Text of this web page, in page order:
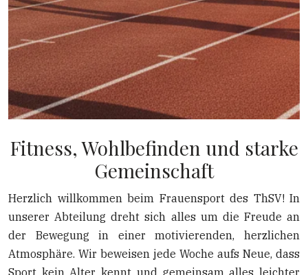
Fitness, Wohlbefinden und starke
Gemeinschaft
Herzlich willkommen beim Frauensport des ThSV! In
unserer Abteilung dreht sich alles um die Freude an
der Bewegung in einer motivierenden, herzlichen
Atmosphäre. Wir beweisen jede Woche aufs Neue, dass
Sport kein Alter kennt und gemeinsam alles leichter